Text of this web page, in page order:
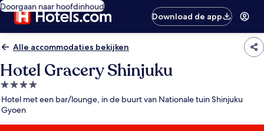
Doorgaan naar hoofdinhoud
Download de app
Alle accommodaties bekijken
Hotel Gracery Shinjuku
4.0-
sterrenaccommodatie
Hotel met een bar/lounge, in de buurt van Nationale tuin Shinjuku
Gyoen